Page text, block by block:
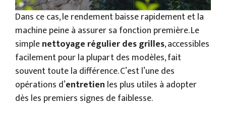
Dans ce cas, le rendement baisse rapidement et la
machine peine à assurer sa fonction première. Le
simplenettoyage régulier des grilles, accessibles
facilement pour la plupart des modèles, fait
souvent toute la différence. C’est l’une des
opérations d’entretien les plus utiles à adopter
dès les premiers signes de faiblesse.